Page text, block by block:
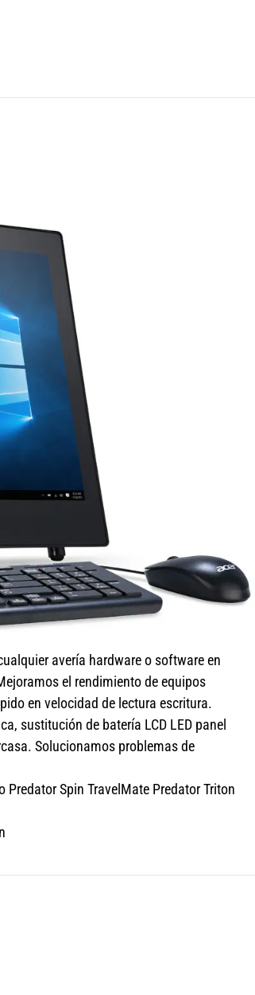
avería hardware o software en
el rendimiento de equipos
en velocidad de lectura escritura.
sustitución de batería LCD LED panel
Solucionamos problemas de
Predator Spin TravelMate Predator Triton